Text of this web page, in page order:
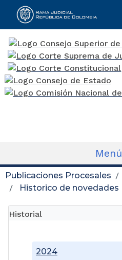
Rama Judicial
Menú
Publicaciones Procesales
Historico de novedades
Historial
2024